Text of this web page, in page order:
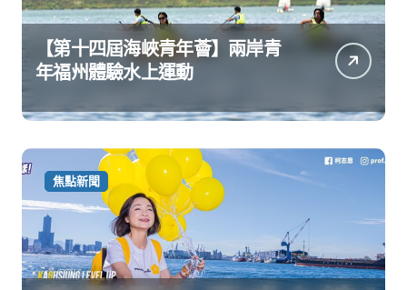
【第十四屆海峽青年薈】兩岸青
年福州體驗水上運動
焦點新聞